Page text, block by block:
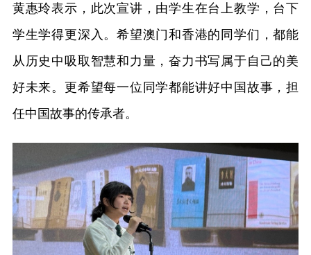
黄惠玲表示，此次宣讲，由学生在台上教学，台下
学生学得更深入。希望澳门和香港的同学们，都能
从历史中吸取智慧和力量，奋力书写属于自己的美
好未来。更希望每一位同学都能讲好中国故事，担
任中国故事的传承者。